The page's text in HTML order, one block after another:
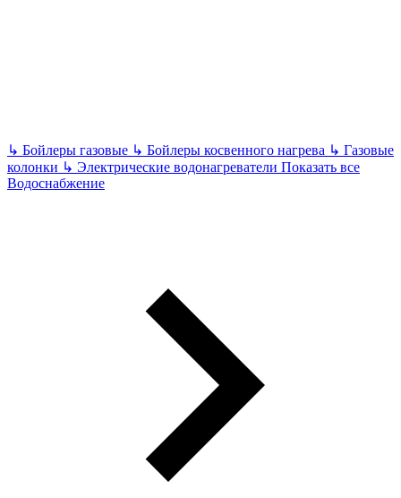
↳ Бойлеры газовые ↳ Бойлеры косвенного нагрева ↳ Газовые
колонки ↳ Электрические водонагреватели Показать все
Водоснабжение